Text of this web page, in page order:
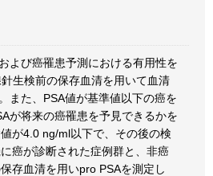
よび癌罹患予測における有用性を
生検前の保存血清を用いて血清
また、PSA値が基準値以下の癌を
が将来の癌罹患を予見できるかを
が4.0 ng/ml以下で、その後の検
癌が診断された症例群と、非癌
存血清を用いpro PSAを測定し